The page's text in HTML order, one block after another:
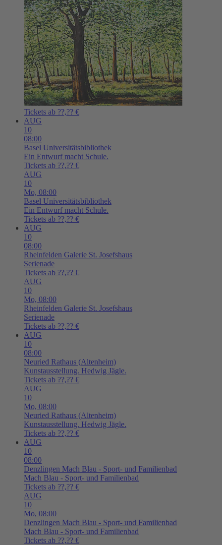
Tickets ab ??,?? €
AUG
10
08:00
Basel Universitätsbibliothek
Ein Entwurf macht Schule.
Tickets ab ??,?? €
AUG
10
Mo, 08:00
Basel Universitätsbibliothek
Ein Entwurf macht Schule.
Tickets ab ??,?? €
AUG
10
08:00
Rheinfelden Galerie St. Josefshaus
Serienade
Tickets ab ??,?? €
AUG
10
Mo, 08:00
Rheinfelden Galerie St. Josefshaus
Serienade
Tickets ab ??,?? €
AUG
10
08:00
Neuried Rathaus (Altenheim)
Kunstausstellung. Hedwig Jägle.
Tickets ab ??,?? €
AUG
10
Mo, 08:00
Neuried Rathaus (Altenheim)
Kunstausstellung. Hedwig Jägle.
Tickets ab ??,?? €
AUG
10
08:00
Denzlingen Mach Blau - Sport- und Familienbad
Mach Blau - Sport- und Familienbad
Tickets ab ??,?? €
AUG
10
Mo, 08:00
Denzlingen Mach Blau - Sport- und Familienbad
Mach Blau - Sport- und Familienbad
Tickets ab ??,?? €